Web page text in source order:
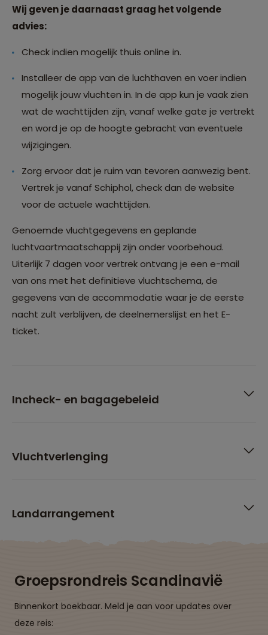
Wij geven je daarnaast graag het volgende
advies:
Check indien mogelijk thuis online in.
Installeer de app van de luchthaven en voer indien
mogelijk jouw vluchten in. In de app kun je vaak zien
wat de wachttijden zijn, vanaf welke gate je vertrekt
en word je op de hoogte gebracht van eventuele
wijzigingen.
Zorg ervoor dat je ruim van tevoren aanwezig bent.
Vertrek je vanaf Schiphol, check dan de website
voor de actuele wachttijden.
Genoemde vluchtgegevens en geplande
luchtvaartmaatschappij zijn onder voorbehoud.
Uiterlijk 7 dagen voor vertrek ontvang je een e-mail
van ons met het definitieve vluchtschema, de
gegevens van de accommodatie waar je de eerste
nacht zult verblijven, de deelnemerslijst en het E-
ticket.
Incheck- en bagagebeleid
Vluchtverlenging
Landarrangement
Groepsrondreis Scandinavië
Binnenkort boekbaar. Meld je aan voor updates over
deze reis: